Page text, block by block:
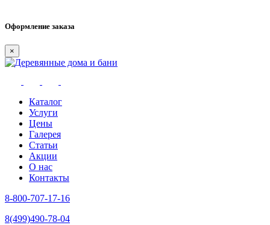
Оформление заказа
×
Каталог
Услуги
Цены
Галерея
Статьи
Акции
О нас
Контакты
8-800-707-17-16
8(499)490-78-04